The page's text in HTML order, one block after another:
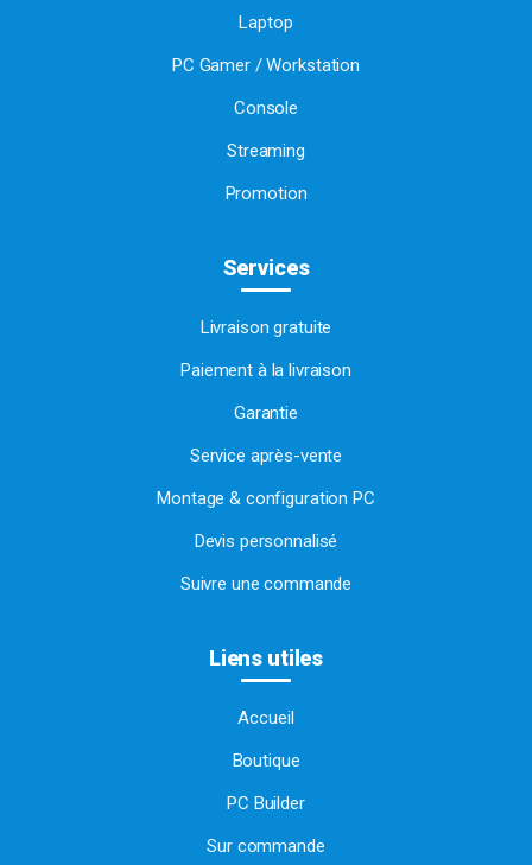
Laptop
PC Gamer / Workstation
Console
Streaming
Promotion
Services
Livraison gratuite
Paiement à la livraison
Garantie
Service après-vente
Montage & configuration PC
Devis personnalisé
Suivre une commande
Liens utiles
Accueil
Boutique
PC Builder
Sur commande